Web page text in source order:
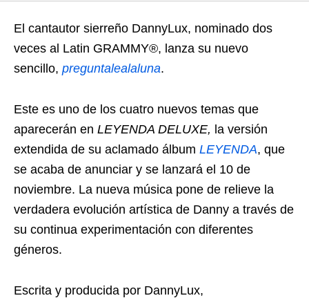
El cantautor sierreño DannyLux, nominado dos
veces al Latin GRAMMY®, lanza su nuevo
sencillo, preguntalealaluna.
Este es uno de los cuatro nuevos temas que
aparecerán en LEYENDA DELUXE, la versión
extendida de su aclamado álbum LEYENDA, que
se acaba de anunciar y se lanzará el 10 de
noviembre. La nueva música pone de relieve la
verdadera evolución artística de Danny a través de
su continua experimentación con diferentes
géneros.
Escrita y producida por DannyLux,